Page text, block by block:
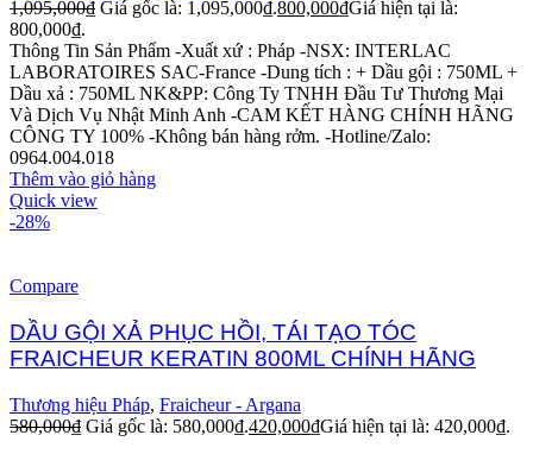
1,095,000₫ Giá gốc là: 1,095,000₫.800,000₫Giá hiện tại là:
800,000₫.
Thông Tin Sản Phẩm -Xuất xứ : Pháp -NSX: INTERLAC
LABORATOIRES SAC-France -Dung tích : + Dầu gội : 750ML +
Dầu xả : 750ML NK&PP: Công Ty TNHH Đầu Tư Thương Mại
Và Dịch Vụ Nhật Minh Anh -CAM KẾT HÀNG CHÍNH HÃNG
CÔNG TY 100% -Không bán hàng rởm. -Hotline/Zalo:
0964.004.018
Thêm vào giỏ hàng
Quick view
-28%
Compare
DẦU GỘI XẢ PHỤC HỒI, TÁI TẠO TÓC
FRAICHEUR KERATIN 800ML CHÍNH HÃNG
Thương hiệu Pháp, Fraicheur - Argana
580,000₫ Giá gốc là: 580,000₫.420,000₫Giá hiện tại là: 420,000₫.